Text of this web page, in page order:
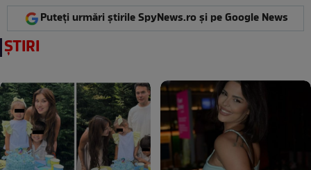
Puteți urmări știrile SpyNews.ro și pe Google News
ȘTIRI